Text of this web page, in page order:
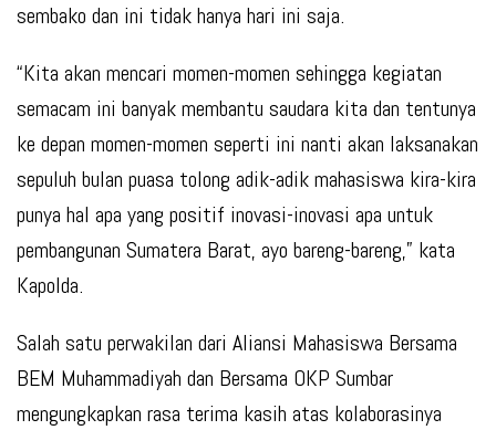
sembako dan ini tidak hanya hari ini saja.
“Kita akan mencari momen-momen sehingga kegiatan
semacam ini banyak membantu saudara kita dan tentunya
ke depan momen-momen seperti ini nanti akan laksanakan
sepuluh bulan puasa tolong adik-adik mahasiswa kira-kira
punya hal apa yang positif inovasi-inovasi apa untuk
pembangunan Sumatera Barat, ayo bareng-bareng,” kata
Kapolda.
Salah satu perwakilan dari Aliansi Mahasiswa Bersama
BEM Muhammadiyah dan Bersama OKP Sumbar
mengungkapkan rasa terima kasih atas kolaborasinya